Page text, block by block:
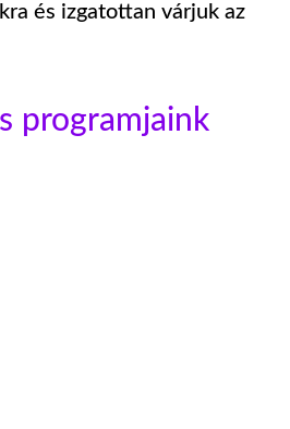
és izgatottan várjuk az
programjaink